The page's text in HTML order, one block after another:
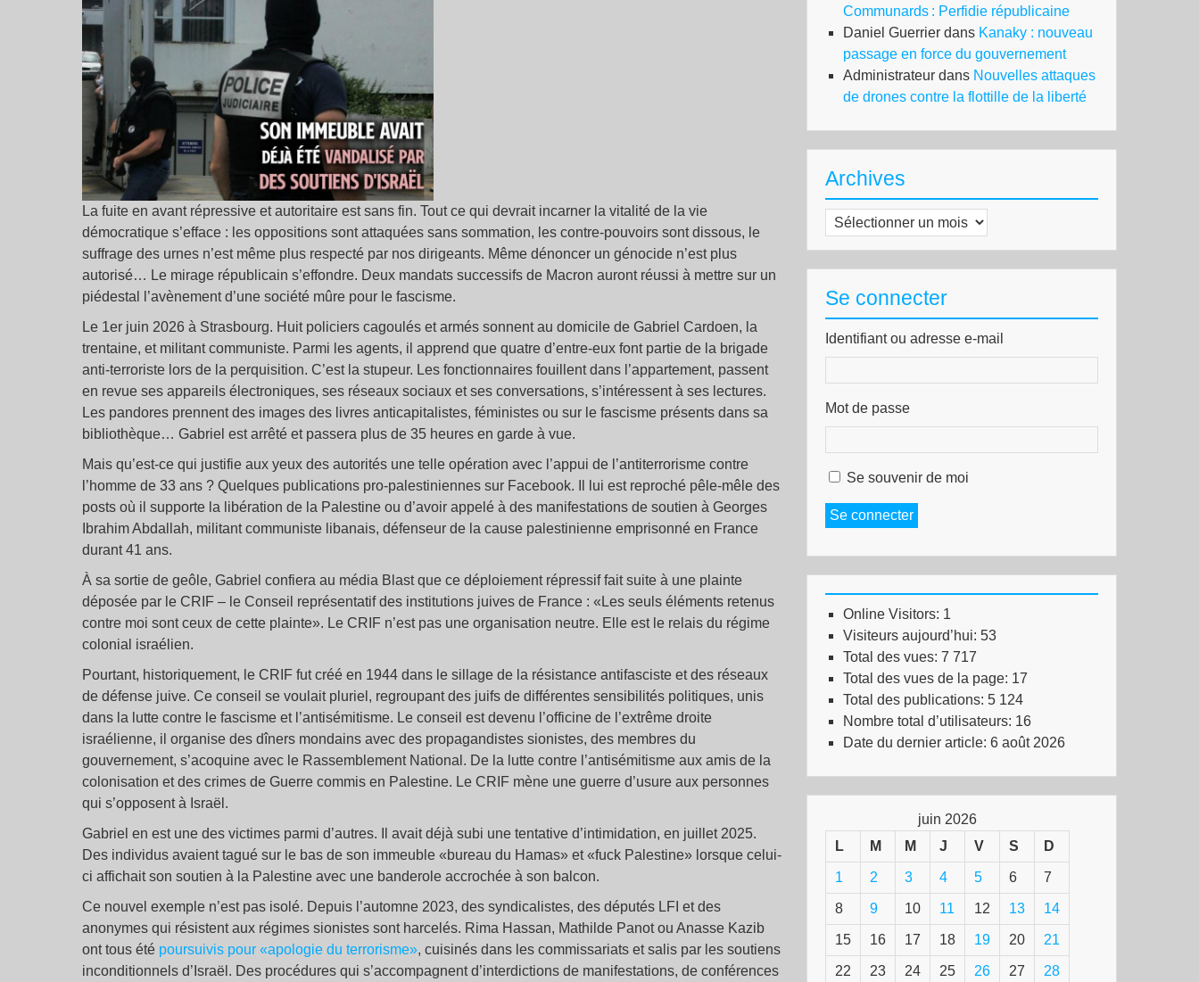
La fuite en avant répressive et autoritaire est sans fin. Tout ce qui devrait incarner la vitalité de la vie
démocratique s’efface : les oppositions sont attaquées sans sommation, les contre-pouvoirs sont dissous, le
suffrage des urnes n’est même plus respecté par nos dirigeants. Même dénoncer un génocide n’est plus
autorisé… Le mirage républicain s’effondre. Deux mandats successifs de Macron auront réussi à mettre sur un
piédestal l’avènement d’une société mûre pour le fascisme.
Le 1er juin 2026 à Strasbourg. Huit policiers cagoulés et armés sonnent au domicile de Gabriel Cardoen, la
trentaine, et militant communiste. Parmi les agents, il apprend que quatre d’entre-eux font partie de la brigade
anti-terroriste lors de la perquisition. C’est la stupeur. Les fonctionnaires fouillent dans l’appartement, passent
en revue ses appareils électroniques, ses réseaux sociaux et ses conversations, s’intéressent à ses lectures.
Les pandores prennent des images des livres anticapitalistes, féministes ou sur le fascisme présents dans sa
bibliothèque… Gabriel est arrêté et passera plus de 35 heures en garde à vue.
Mais qu’est-ce qui justifie aux yeux des autorités une telle opération avec l’appui de l’antiterrorisme contre
l’homme de 33 ans ? Quelques publications pro-palestiniennes sur Facebook. Il lui est reproché pêle-mêle des
posts où il supporte la libération de la Palestine ou d’avoir appelé à des manifestations de soutien à Georges
Ibrahim Abdallah, militant communiste libanais, défenseur de la cause palestinienne emprisonné en France
durant 41 ans.
À sa sortie de geôle, Gabriel confiera au média Blast que ce déploiement répressif fait suite à une plainte
déposée par le CRIF – le Conseil représentatif des institutions juives de France : «Les seuls éléments retenus
contre moi sont ceux de cette plainte». Le CRIF n’est pas une organisation neutre. Elle est le relais du régime
colonial israélien.
Pourtant, historiquement, le CRIF fut créé en 1944 dans le sillage de la résistance antifasciste et des réseaux
de défense juive. Ce conseil se voulait pluriel, regroupant des juifs de différentes sensibilités politiques, unis
dans la lutte contre le fascisme et l’antisémitisme. Le conseil est devenu l’officine de l’extrême droite
israélienne, il organise des dîners mondains avec des propagandistes sionistes, des membres du
gouvernement, s’acoquine avec le Rassemblement National. De la lutte contre l’antisémitisme aux amis de la
colonisation et des crimes de Guerre commis en Palestine. Le CRIF mène une guerre d’usure aux personnes
qui s’opposent à Israël.
Gabriel en est une des victimes parmi d’autres. Il avait déjà subi une tentative d’intimidation, en juillet 2025.
Des individus avaient tagué sur le bas de son immeuble «bureau du Hamas» et «fuck Palestine» lorsque celui-
ci affichait son soutien à la Palestine avec une banderole accrochée à son balcon.
Ce nouvel exemple n’est pas isolé. Depuis l’automne 2023, des syndicalistes, des députés LFI et des
anonymes qui résistent aux régimes sionistes sont harcelés. Rima Hassan, Mathilde Panot ou Anasse Kazib
ont tous été poursuivis pour «apologie du terrorisme», cuisinés dans les commissariats et salis par les soutiens
inconditionnels d’Israël. Des procédures qui s’accompagnent d’interdictions de manifestations, de conférences
Communards : Perfidie républicaine
Daniel Guerrier dans Kanaky : nouveau
passage en force du gouvernement
Administrateur dans Nouvelles attaques
de drones contre la flottille de la liberté
Archives
Archives
Se connecter
Identifiant ou adresse e-mail
Mot de passe
Se souvenir de moi
Se connecter
Online Visitors: 1
Visiteurs aujourd’hui: 53
Total des vues: 7 717
Total des vues de la page: 17
Total des publications: 5 124
Nombre total d’utilisateurs: 16
Date du dernier article: 6 août 2026
juin 2026
L
M M J V S D
1 2 3 4 5 6 7
8 9 10 11 12 13 14
15 16 17 18 19 20 21
22 23 24 25 26 27 28